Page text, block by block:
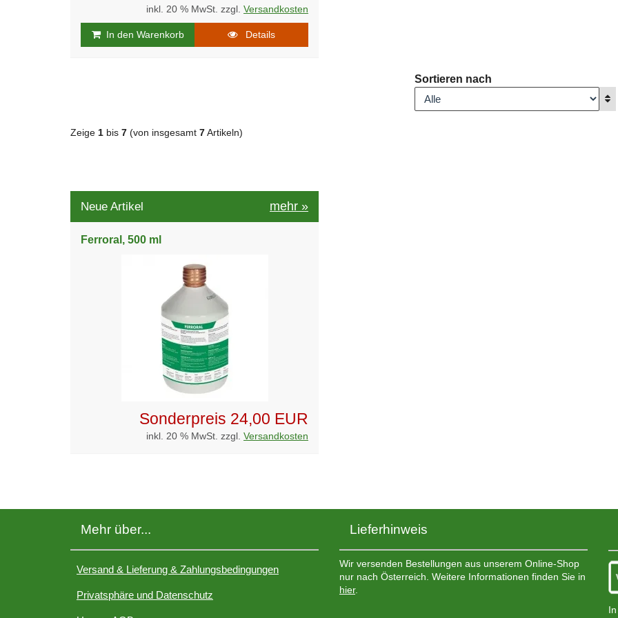
inkl. 20 % MwSt. zzgl. Versandkosten
In den Warenkorb Details
Sortieren nach
Zeige 1 bis 7 (von insgesamt 7 Artikeln)
Neue Artikel mehr »
Ferroral, 500 ml
Sonderpreis 24,00 EUR
inkl. 20 % MwSt. zzgl. Versandkosten
Mehr über...
Versand & Lieferung & Zahlungsbedingungen
Privatsphäre und Datenschutz
Lieferhinweis
Wir versenden Bestellungen aus unserem Online-Shop
nur nach Österreich. Weitere Informationen finden Sie in
hier.